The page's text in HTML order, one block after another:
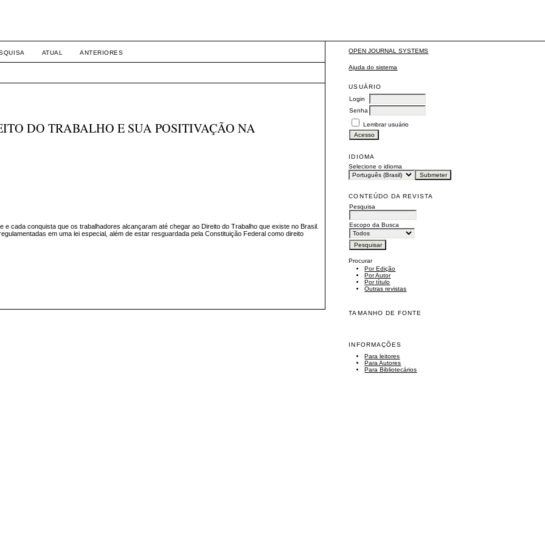
OPEN JOURNAL SYSTEMS
Ajuda do sistema
USUÁRIO
Login
Senha
Lembrar usuário
IDIOMA
Selecione o idioma
CONTEÚDO DA REVISTA
Pesquisa
Escopo da Busca
Procurar
Por Edição
Por Autor
Por título
Outras revistas
TAMANHO DE FONTE
INFORMAÇÕES
Para leitores
Para Autores
Para Bibliotecários
ATUAL ANTERIORES
DO TRABALHO E SUA POSITIVAÇÃO NA
cada conquista que os trabalhadores alcançaram até chegar ao Direito do Trabalho que existe no Brasil.
em uma lei especial, além de estar resguardada pela Constituição Federal como direito